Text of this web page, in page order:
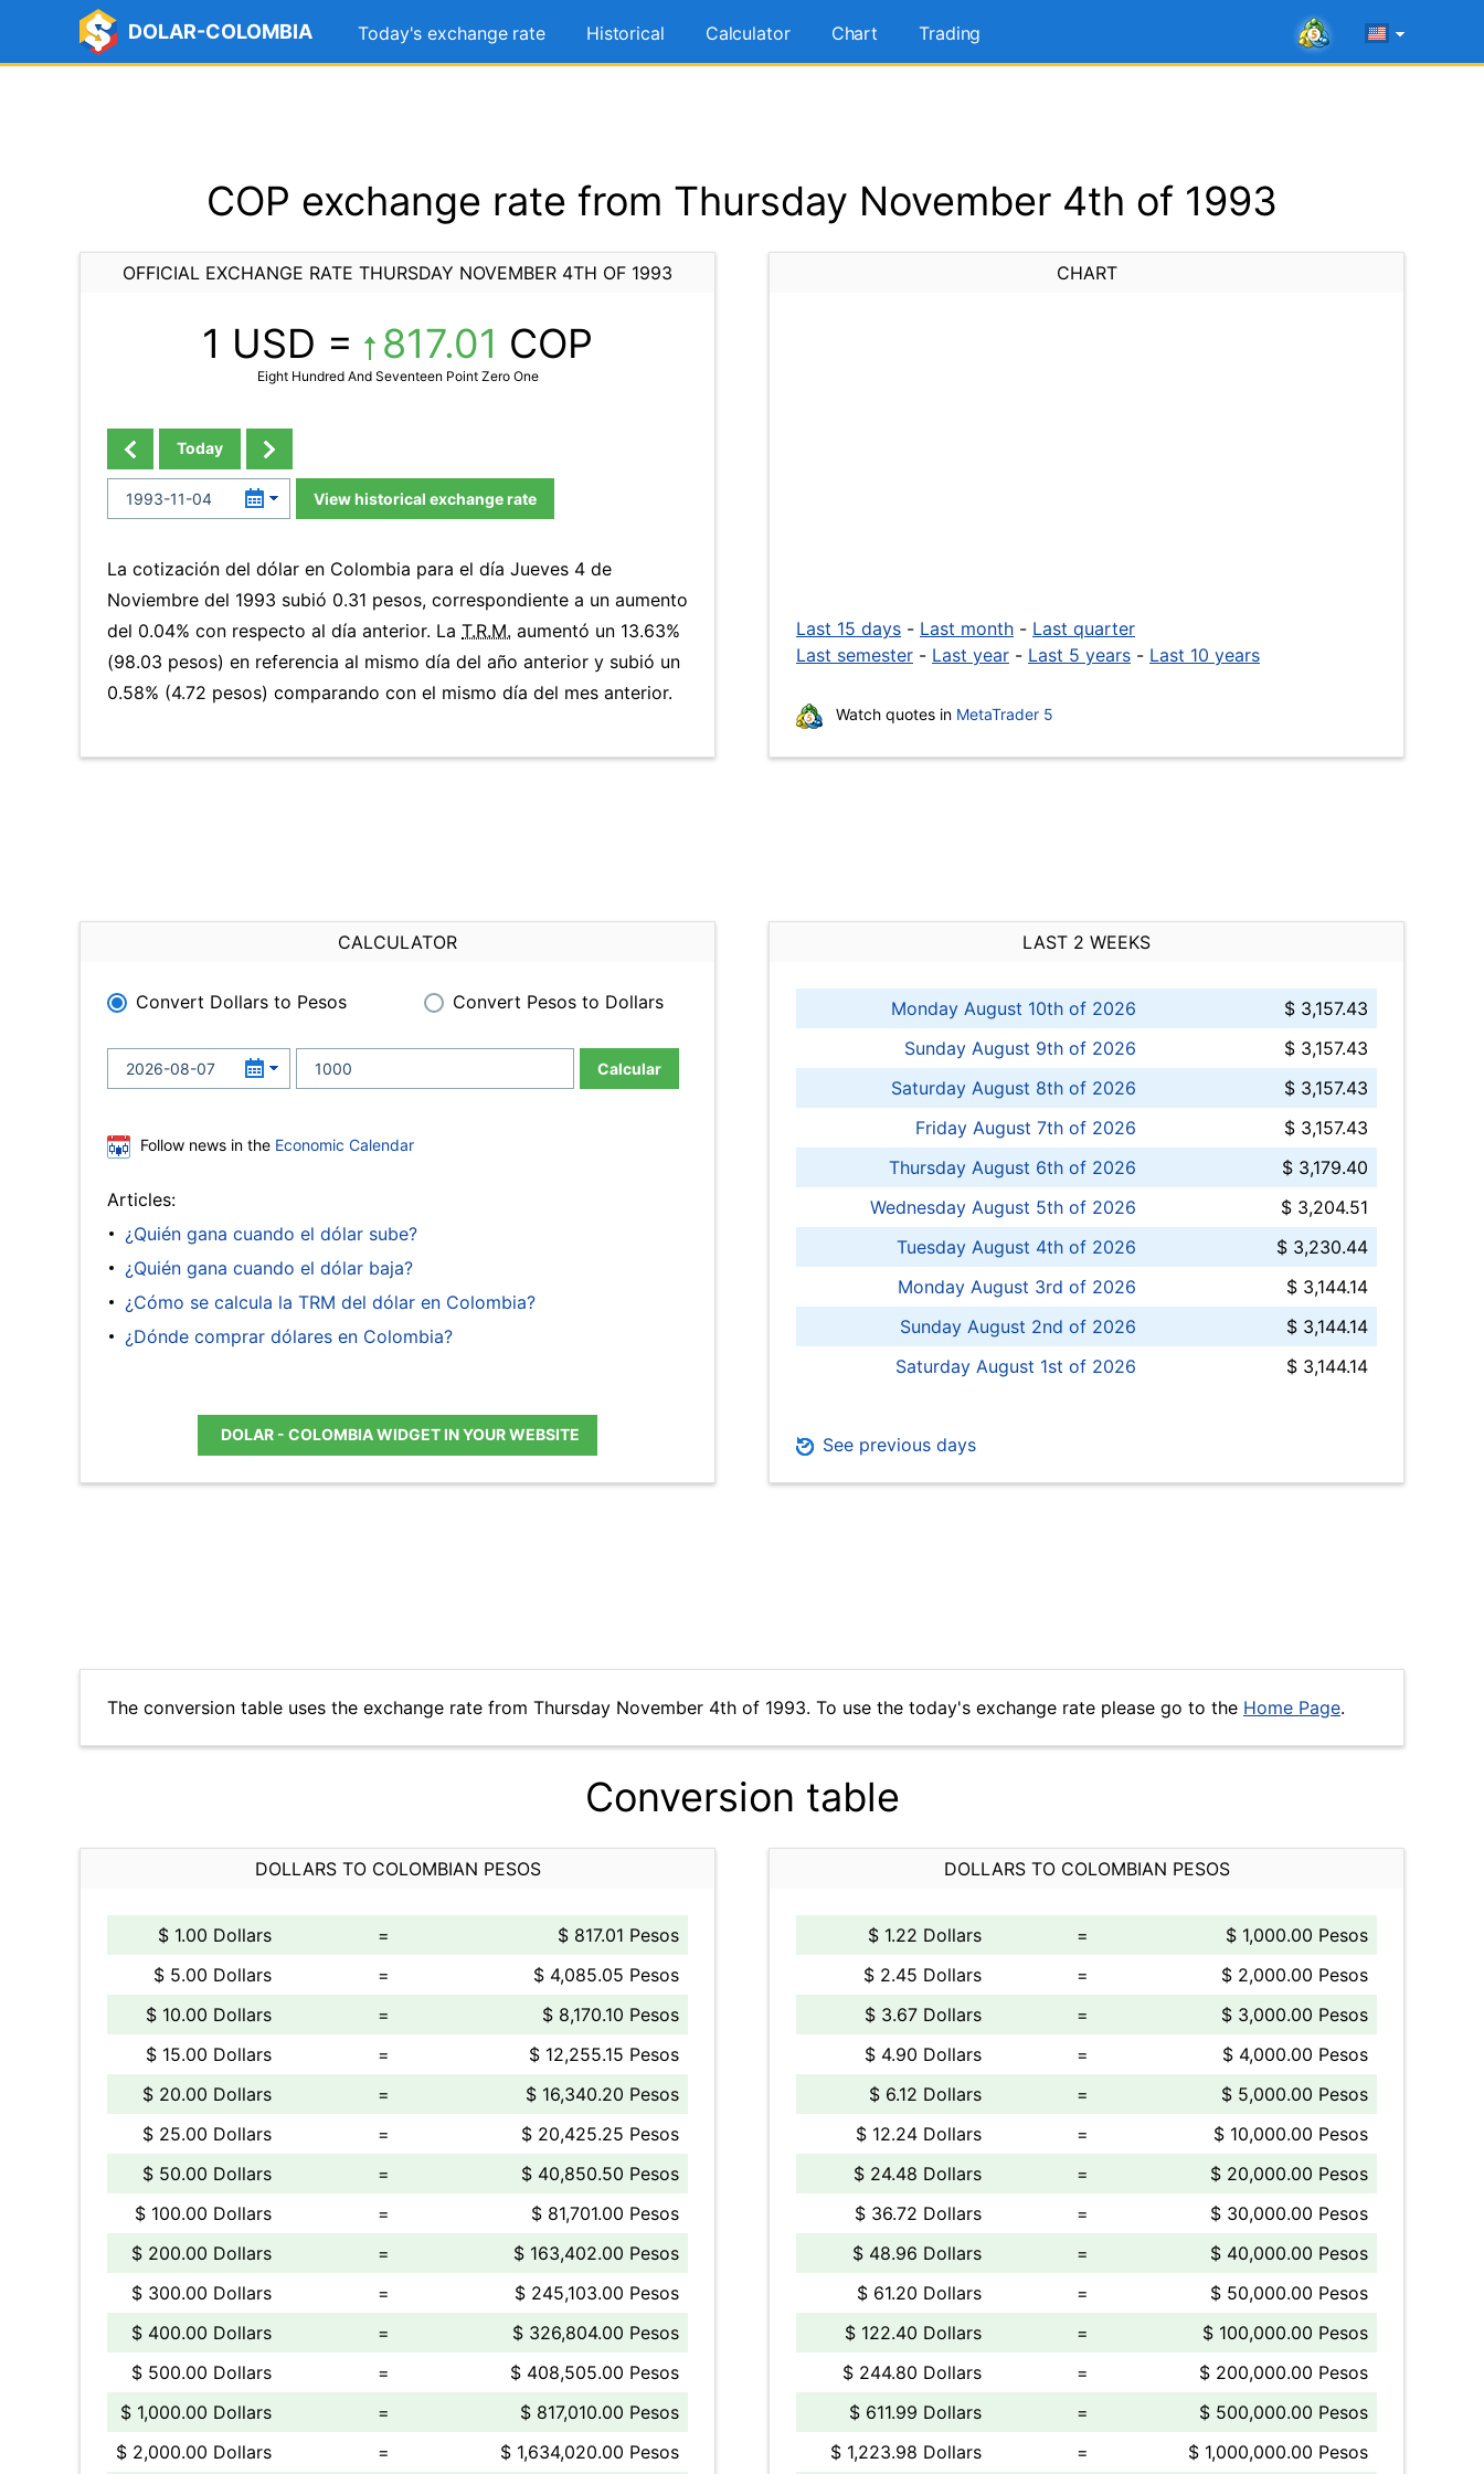
DOLAR-COLOMBIA Today's exchange rate Historical Calculator Chart Trading
COP exchange rate from Thursday November 4th of 1993
OFFICIAL EXCHANGE RATE THURSDAY NOVEMBER 4TH OF 1993
1 USD = 817.01 COP
Eight Hundred And Seventeen Point Zero One
Today
View historical exchange rate
La cotización del dólar en Colombia para el día Jueves 4 de
Noviembre del 1993 subió 0.31 pesos, correspondiente a un aumento
del 0.04% con respecto al día anterior. La T.R.M. aumentó un 13.63%
(98.03 pesos) en referencia al mismo día del año anterior y subió un
0.58% (4.72 pesos) comparando con el mismo día del mes anterior.
CHART
Last 15 days - Last month - Last quarter
Last semester - Last year - Last 5 years - Last 10 years
Watch quotes in MetaTrader 5
CALCULATOR
Convert Dollars to Pesos Convert Pesos to Dollars
Calcular
Follow news in the Economic Calendar
Articles:
¿Quién gana cuando el dólar sube?
¿Quién gana cuando el dólar baja?
¿Cómo se calcula la TRM del dólar en Colombia?
¿Dónde comprar dólares en Colombia?
DOLAR - COLOMBIA WIDGET IN YOUR WEBSITE
LAST 2 WEEKS
Monday August 10th of 2026
$ 3,157.43
Sunday August 9th of 2026
$ 3,157.43
Saturday August 8th of 2026
$ 3,157.43
Friday August 7th of 2026
$ 3,157.43
Thursday August 6th of 2026
$ 3,179.40
Wednesday August 5th of 2026
$ 3,204.51
Tuesday August 4th of 2026
$ 3,230.44
Monday August 3rd of 2026
$ 3,144.14
Sunday August 2nd of 2026
$ 3,144.14
Saturday August 1st of 2026
$ 3,144.14
See previous days
The conversion table uses the exchange rate from Thursday November 4th of 1993. To use the today's exchange rate please go to the Home Page.
Conversion table
DOLLARS TO COLOMBIAN PESOS
$ 1.00 Dollars =
$ 817.01 Pesos
$ 5.00 Dollars
=
$ 4,085.05 Pesos
$ 10.00 Dollars
=
$ 8,170.10 Pesos
$ 15.00 Dollars
=
$ 12,255.15 Pesos
$ 20.00 Dollars
=
$ 16,340.20 Pesos
$ 25.00 Dollars
=
$ 20,425.25 Pesos
$ 50.00 Dollars
=
$ 40,850.50 Pesos
$ 100.00 Dollars
=
$ 81,701.00 Pesos
$ 200.00 Dollars
=
$ 163,402.00 Pesos
$ 300.00 Dollars
=
$ 245,103.00 Pesos
$ 400.00 Dollars
=
$ 326,804.00 Pesos
$ 500.00 Dollars
=
$ 408,505.00 Pesos
$ 1,000.00 Dollars
=
$ 817,010.00 Pesos
$ 2,000.00 Dollars
= $ 1,634,020.00 Pesos
DOLLARS TO COLOMBIAN PESOS
$ 1.22 Dollars =
$ 1,000.00 Pesos
$ 2.45 Dollars
=
$ 2,000.00 Pesos
$ 3.67 Dollars
=
$ 3,000.00 Pesos
$ 4.90 Dollars
=
$ 4,000.00 Pesos
$ 6.12 Dollars
=
$ 5,000.00 Pesos
$ 12.24 Dollars
=
$ 10,000.00 Pesos
$ 24.48 Dollars
=
$ 20,000.00 Pesos
$ 36.72 Dollars
=
$ 30,000.00 Pesos
$ 48.96 Dollars
=
$ 40,000.00 Pesos
$ 61.20 Dollars
=
$ 50,000.00 Pesos
$ 122.40 Dollars
=
$ 100,000.00 Pesos
$ 244.80 Dollars
=
$ 200,000.00 Pesos
$ 611.99 Dollars
=
$ 500,000.00 Pesos
$ 1,223.98 Dollars
= $ 1,000,000.00 Pesos